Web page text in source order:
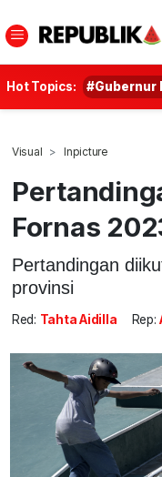
Hot Topics: #Gubernur
Visual Inpicture
Fornas
Pertandingan
provinsi
Red: Tahta Aidilla Rep: